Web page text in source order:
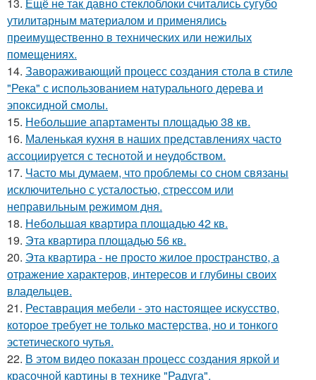
утилитарным материалом и применялись
преимущественно в технических или нежилых
помещениях.
14. Завораживающий процесс создания стола в стиле
"Река" с использованием натурального дерева и
эпоксидной смолы.
15. Небольшие апартаменты площадью 38 кв.
16. Маленькая кухня в наших представлениях часто
ассоциируется с теснотой и неудобством.
17. Часто мы думаем, что проблемы со сном связаны
исключительно с усталостью, стрессом или
неправильным режимом дня.
18. Небольшая квартира площадью 42 кв.
19. Эта квартира площадью 56 кв.
20. Эта квартира - не просто жилое пространство, а
отражение характеров, интересов и глубины своих
владельцев.
21. Реставрация мебели - это настоящее искусство,
которое требует не только мастерства, но и тонкого
эстетического чутья.
22. В этом видео показан процесс создания яркой и
красочной картины в технике "Радуга".